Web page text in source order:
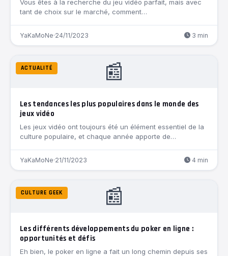
Vous êtes à la recherche du jeu vidéo parfait, mais avec
tant de choix sur le marché, comment…
YaKaMoNe·24/11/2023 3 min
📰
ACTUALITÉ
Les tendances les plus populaires dans le monde des
jeux vidéo
Les jeux vidéo ont toujours été un élément essentiel de la
culture populaire, et chaque année apporte de…
YaKaMoNe·21/11/2023 4 min
📰
CULTURE GEEK
Les différents développements du poker en ligne :
opportunités et défis
Eh bien, le poker en ligne a fait un long chemin depuis ses